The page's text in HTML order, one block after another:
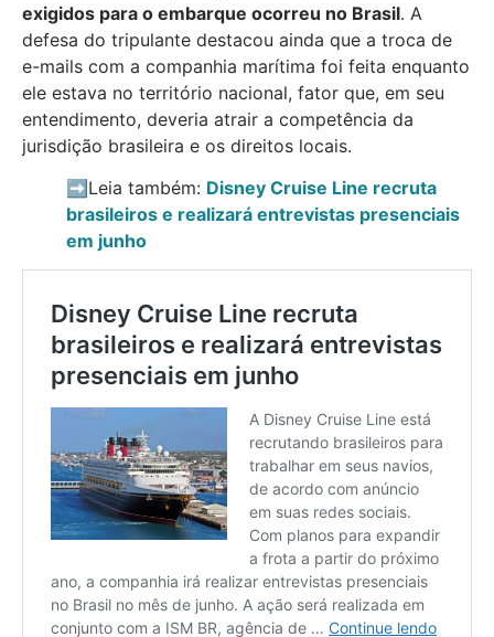
exigidos para o embarque ocorreu no Brasil. A
defesa do tripulante destacou ainda que a troca de
e-mails com a companhia marítima foi feita enquanto
ele estava no território nacional, fator que, em seu
entendimento, deveria atrair a competência da
jurisdição brasileira e os direitos locais.
➡️Leia também: Disney Cruise Line recruta
brasileiros e realizará entrevistas presenciais
em junho